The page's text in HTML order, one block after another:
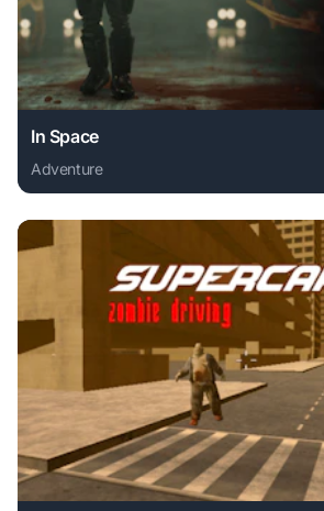
In Space
Adventure
Play In Space online free.